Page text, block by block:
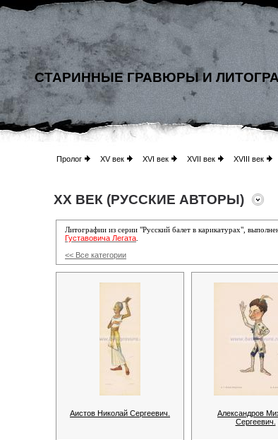
СТАРИННЫЕ ГРАВЮРЫ И
Пролог XV век XVI век XVII век XVIII век
XX ВЕК (РУССКИЕ АВТОРЫ)
Литографии из серии "Русский балет в карикатурах",
Густавовича Легата
<< Все категории
Аистов Николай Сергеевич.
Александров
Сергеевич.